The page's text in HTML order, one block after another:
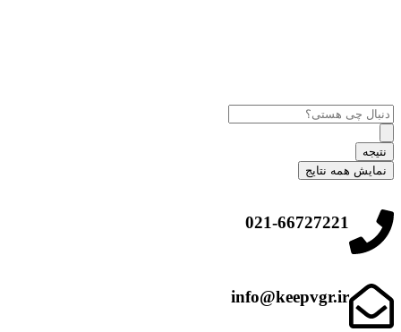
نتیجه
نمایش همه نتایج
021-66727221
info@keepvgr.ir